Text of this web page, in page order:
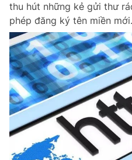
thu hút những kẻ gửi thư
phép đăng ký tên miền mới.